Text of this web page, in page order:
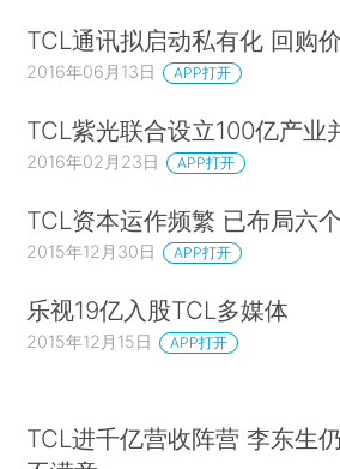
TCL通讯拟启动私有化 回购
2016年06月13日 APP打开
TCL紫光联合设立100亿产业
2016年02月23日 APP打开
TCL资本运作频繁 已布局六
2015年12月30日 APP打开
乐视19亿入股TCL多媒体
2015年12月15日 APP打开
TCL进千亿营收阵营 李东生仍